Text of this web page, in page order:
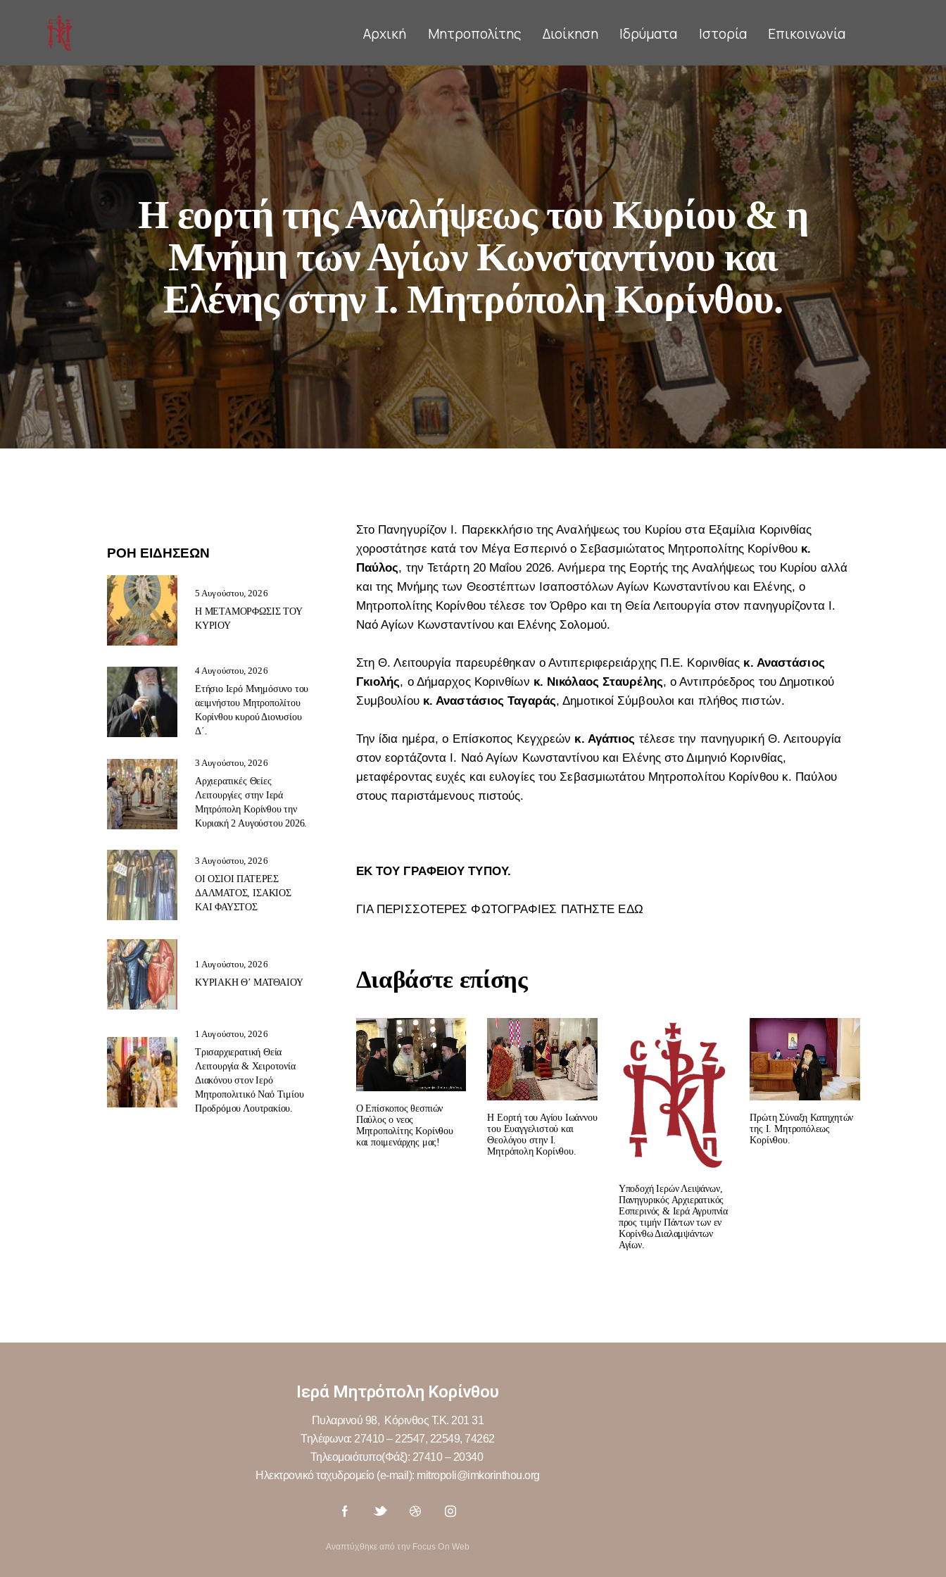
Αρχική Μητροπολίτης Διοίκηση Ιδρύματα Ιστορία Επικοινωνία
Η εορτή της Αναλήψεως του Κυρίου & η
Μνήμη των Αγίων Κωνσταντίνου και
Ελένης στην Ι. Μητρόπολη Κορίνθου.
Στο Πανηγυρίζον Ι. Παρεκκλήσιο της Αναλήψεως του Κυρίου στα Εξαμίλια Κορινθίας
χοροστάτησε κατά τον Μέγα Εσπερινό ο Σεβασμιώτατος Μητροπολίτης Κορίνθου κ.
Παύλος, την Τετάρτη 20 Μαΐου 2026. Ανήμερα της Εορτής της Αναλήψεως του Κυρίου αλλά
και της Μνήμης των Θεοστέπτων Ισαποστόλων Αγίων Κωνσταντίνου και Ελένης, ο
Μητροπολίτης Κορίνθου τέλεσε τον Όρθρο και τη Θεία Λειτουργία στον πανηγυρίζοντα Ι.
Ναό Αγίων Κωνσταντίνου και Ελένης Σολομού.
Στη Θ. Λειτουργία παρευρέθηκαν ο Αντιπεριφερειάρχης Π.Ε. Κορινθίας κ. Αναστάσιος
Γκιολής, ο Δήμαρχος Κορινθίων κ. Νικόλαος Σταυρέλης, ο Αντιπρόεδρος του Δημοτικού
Συμβουλίου κ. Αναστάσιος Ταγαράς, Δημοτικοί Σύμβουλοι και πλήθος πιστών.
Την ίδια ημέρα, ο Επίσκοπος Κεγχρεών κ. Αγάπιος τέλεσε την πανηγυρική Θ. Λειτουργία
στον εορτάζοντα Ι. Ναό Αγίων Κωνσταντίνου και Ελένης στο Διμηνιό Κορινθίας,
μεταφέροντας ευχές και ευλογίες του Σεβασμιωτάτου Μητροπολίτου Κορίνθου κ. Παύλου
στους παριστάμενους πιστούς.
ΕΚ ΤΟΥ ΓΡΑΦΕΙΟΥ ΤΥΠΟΥ.
ΓΙΑ ΠΕΡΙΣΣΟΤΕΡΕΣ ΦΩΤΟΓΡΑΦΙΕΣ ΠΑΤΗΣΤΕ ΕΔΩ
Διαβάστε επίσης
Ο Eπίσκοπος θεσπιών
Παύλος ο νεος
Μητροπολίτης Κορίνθου
και ποιμενάρχης μας!
Η Εορτή του Αγίου Ιωάννου
του Ευαγγελιστού και
Θεολόγου στην Ι.
Μητρόπολη Κορίνθου.
Υποδοχή Ιερών Λειψάνων,
Πανηγυρικός Αρχιερατικός
Εσπερινός & Ιερά Αγρυπνία
προς τιμήν Πάντων των εν
Κορίνθω Διαλαμψάντων
Αγίων.
Πρώτη Σύναξη Κατηχητών
της Ι. Μητροπόλεως
Κορίνθου.
ΡΟΗ ΕΙΔΗΣΕΩΝ
5 Αυγούστου, 2026
Η ΜΕΤΑΜΟΡΦΩΣΙΣ ΤΟΥ
ΚΥΡΙΟΥ
4 Αυγούστου, 2026
Ετήσιο Ιερό Μνημόσυνο του
αειμνήστου Μητροπολίτου
Κορίνθου κυρού Διονυσίου
Δ΄.
3 Αυγούστου, 2026
Αρχιερατικές Θείες
Λειτουργίες στην Ιερά
Μητρόπολη Κορίνθου την
Κυριακή 2 Αυγούστου 2026.
3 Αυγούστου, 2026
ΟΙ ΟΣΙΟΙ ΠΑΤΕΡΕΣ
ΔΑΛΜΑΤΟΣ, ΙΣΑΚΙΟΣ
ΚΑΙ ΦΑΥΣΤΟΣ
1 Αυγούστου, 2026
ΚΥΡΙΑΚΗ Θ’ ΜΑΤΘΑΙΟΥ
1 Αυγούστου, 2026
Τρισαρχιερατική Θεία
Λειτουργία & Χειροτονία
Διακόνου στον Ιερό
Μητροπολιτικό Ναό Τιμίου
Προδρόμου Λουτρακίου.
Ιερά Μητρόπολη Κορίνθου
Πυλαρινού 98, Κόρινθος Τ.Κ. 201 31
Τηλέφωνα: 27410 – 22547, 22549, 74262
Τηλεομοιότυπο(Φάξ): 27410 – 20340
Ηλεκτρονικό ταχυδρομείο (e-mail): mitropoli@imkorinthou.org
Αναπτύχθηκε από την Focus On Web